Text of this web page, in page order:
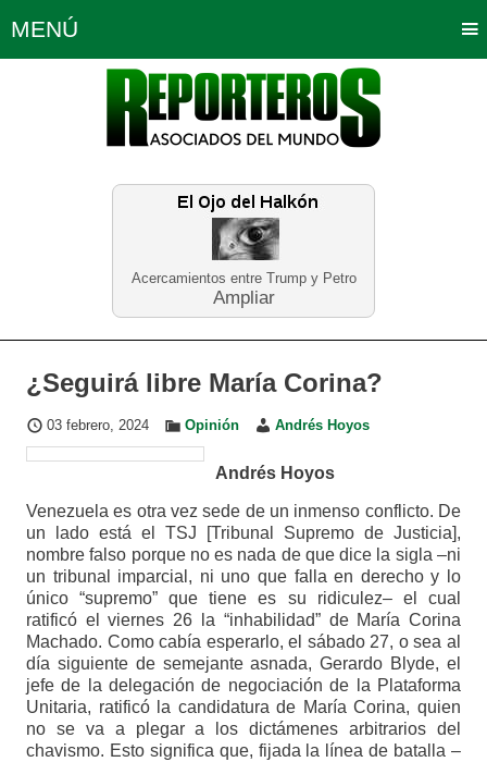
Acercamientos entre Trump y Petro
Ampliar
MENÚ
Política Opinión Bogotá
Planeta Tierra Deportes
Educación Neira
¿Seguirá libre María Corina?
03 febrero, 2024 Opinión Andrés Hoyos
Andrés Hoyos
Venezuela es otra vez sede de un inmenso conflicto. De
un lado está el TSJ [Tribunal Supremo de Justicia],
nombre falso porque no es nada de que dice la sigla –ni
un tribunal imparcial, ni uno que falla en derecho y lo
único “supremo” que tiene es su ridiculez– el cual
ratificó el viernes 26 la “inhabilidad” de María Corina
Machado. Como cabía esperarlo, el sábado 27, o sea al
día siguiente de semejante asnada, Gerardo Blyde, el
jefe de la delegación de negociación de la Plataforma
Unitaria, ratificó la candidatura de María Corina, quien
no se va a plegar a los dictámenes arbitrarios del
chavismo. Esto significa que, fijada la línea de batalla –